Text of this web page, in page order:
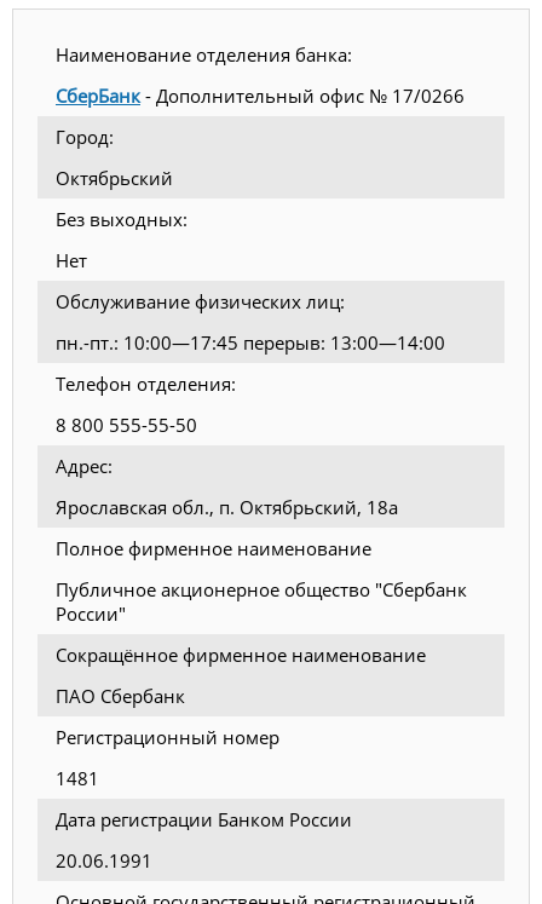
Наименование отделения банка:
СберБанк - Дополнительный офис № 17/0266
Город:
Октябрьский
Без выходных:
Нет
Обслуживание физических лиц:
пн.-пт.: 10:00—17:45 перерыв: 13:00—14:00
Телефон отделения:
8 800 555-55-50
Адрес:
Ярославская обл., п. Октябрьский, 18а
Полное фирменное наименование
Публичное акционерное общество "Сбербанк
России"
Сокращённое фирменное наименование
ПАО Сбербанк
Регистрационный номер
1481
Дата регистрации Банком России
20.06.1991